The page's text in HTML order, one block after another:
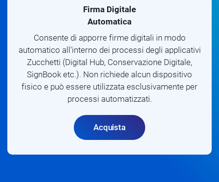
Firma Digitale
Automatica
Consente di apporre firme digitali in modo
automatico all'interno dei processi degli applicativi
Zucchetti (Digital Hub, Conservazione Digitale,
SignBook etc.). Non richiede alcun dispositivo
fisico e può essere utilizzata esclusivamente per
processi automatizzati.
Acquista